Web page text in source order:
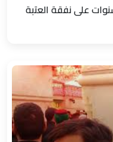
على نفقة العتبة